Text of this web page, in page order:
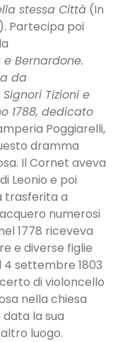
stessa Città (In
Partecipa poi
Bernardone.
da
Tizioni e
1788, dedicato
Poggiarelli,
dramma
Il Cornet aveva
Leonio e poi
trasferita a
numerosi
1778 riceveva
e diverse figlie
settembre 1803
di violoncello
nella chiesa
la sua
luogo.